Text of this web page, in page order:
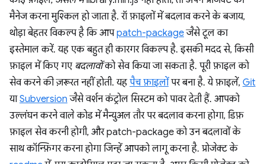
मैनेज करना मुश्किल हो जाता है. रॉ फ़ाइलों में बदलाव करने के बजाय,
थोड़ा बेहतर विकल्प है कि आपpatch-packageजैसे टूल का
इस्तेमाल करें. यह एक बहुत ही कारगर विकल्प है. इसकी मदद से, किसी
फ़ाइल में किए गए बदलावोंको सेव किया जा सकता है. पूरी फ़ाइल को
सेव करने की ज़रूरत नहीं होती. यह पैच फ़ाइलोंपर बना है. ये फ़ाइलें, Git
याSubversion जैसे वर्शन कंट्रोल सिस्टम को पावर देती हैं. आपको
उल्लंघन करने वाले कोड में मैन्युअल तौर पर बदलाव करना होगा, डिफ़
फ़ाइल सेव करनी होगी, और patch-package को उन बदलावों के
साथ कॉन्फ़िगर करना होगा जिन्हें आपको लागू करना है. प्रोजेक्ट के